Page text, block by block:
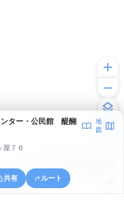
ンター・公民館 醍醐
地
図
屋７６
共有 ルート
字妻ノ神